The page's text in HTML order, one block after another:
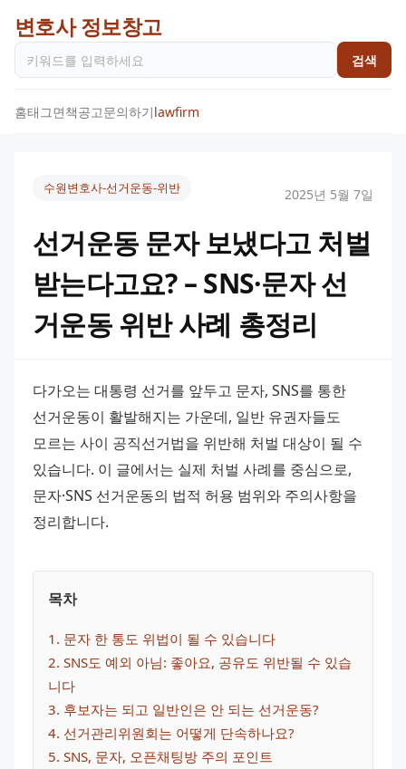
변호사 정보창고
검색
홈태그면책공고문의하기lawfirm
수원변호사-선거운동-위반 2025년 5월 7일
선거운동 문자 보냈다고 처벌
받는다고요? – SNS·문자 선
거운동 위반 사례 총정리
다가오는 대통령 선거를 앞두고 문자, SNS를 통한
선거운동이 활발해지는 가운데, 일반 유권자들도
모르는 사이 공직선거법을 위반해 처벌 대상이 될 수
있습니다. 이 글에서는 실제 처벌 사례를 중심으로,
문자·SNS 선거운동의 법적 허용 범위와 주의사항을
정리합니다.
목차
1 . 문자 한 통도 위법이 될 수 있습니다
2. SNS도 예외 아님: 좋아요, 공유도 위반될 수 있습
니다
3. 후보자는 되고 일반인은 안 되는 선거운동?
4. 선거관리위원회는 어떻게 단속하나요?
5. SNS, 문자, 오픈채팅방 주의 포인트